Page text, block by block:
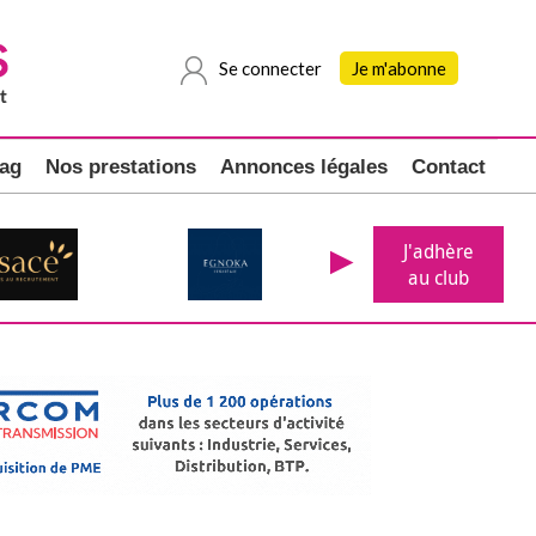
Se connecter Je m'abonne
Nos prestations Annonces légales Contact
J'adhère
au club